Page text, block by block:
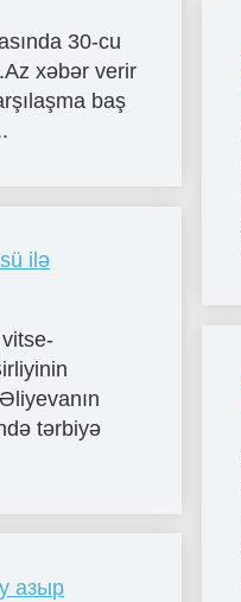
30-cu
xəbər verir
baş
ilə
tərbiyə
азыр